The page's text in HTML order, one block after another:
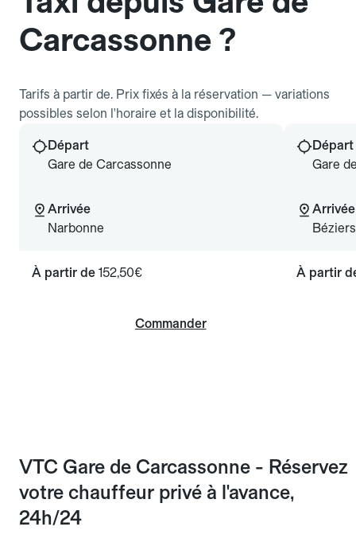
Carcassonne ?
Tarifs à partir de. Prix fixés à la réservation — variations
possibles selon l'horaire et la disponibilité.
Départ
Gare de Carcassonne
Arrivée
Narbonne
À partir de 152,50€
Commander
Départ
Gare
Arrivée
Béziers
À partir
VTC Gare de Carcassonne - Réservez
votre chauffeur privé à l'avance,
24h/24